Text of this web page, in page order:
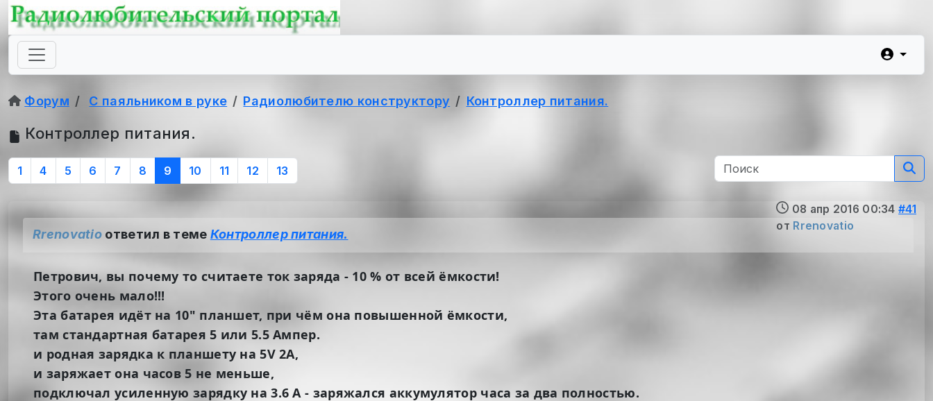
Форум С паяльником в руке Радиолюбителю конструктору Контроллер питания.
Контроллер питания.
1 4 5 6 7 8 9 10 11 12 13
08 апр 2016 00:34 #41
от Rrenovatio
Rrenovatio ответил в теме Контроллер питания.
Петрович, вы почему то считаете ток заряда - 10 % от всей ёмкости!
Этого очень мало!!!
Эта батарея идёт на 10" планшет, при чём она повышенной ёмкости,
там стандартная батарея 5 или 5.5 Ампер.
и родная зарядка к планшету на 5V 2A,
и заряжает она часов 5 не меньше,
подключал усиленную зарядку на 3.6 А - заряжался аккумулятор часа за два полностью.